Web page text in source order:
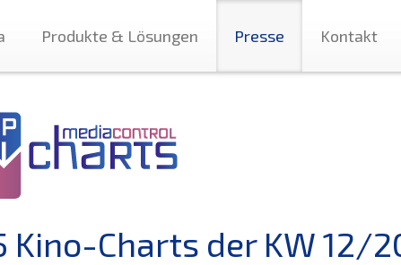
Produkte & Lösungen Presse Kontakt
Kino-Charts der KW 12/